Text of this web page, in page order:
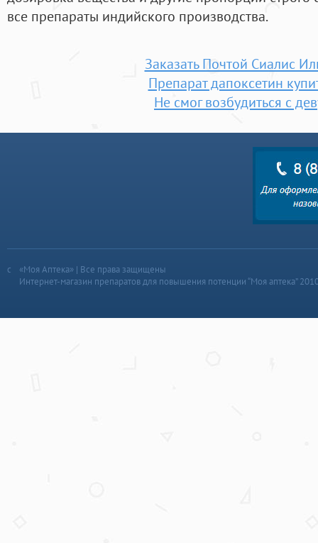
все препараты индийского производства.
Заказать Почтой Сиалис
Препарат дапоксетин
Не смог возбудиться с
«Моя Аптека» | Все права защищены
Интернет-магазин препаратов для повышения потенции “Моя аптека”